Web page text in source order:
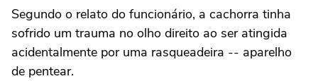
Segundo o relato do funcionário, a cachorra tinha
sofrido um trauma no olho direito ao ser atingida
acidentalmente por uma rasqueadeira -- aparelho
de pentear.